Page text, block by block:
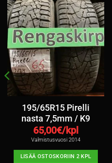
195/65R15 Pirelli
nasta 7,5mm / K9
65,00€/kpl
Valmistusvuosi 2014
LISÄÄ OSTOSKORIIN 2 KPL